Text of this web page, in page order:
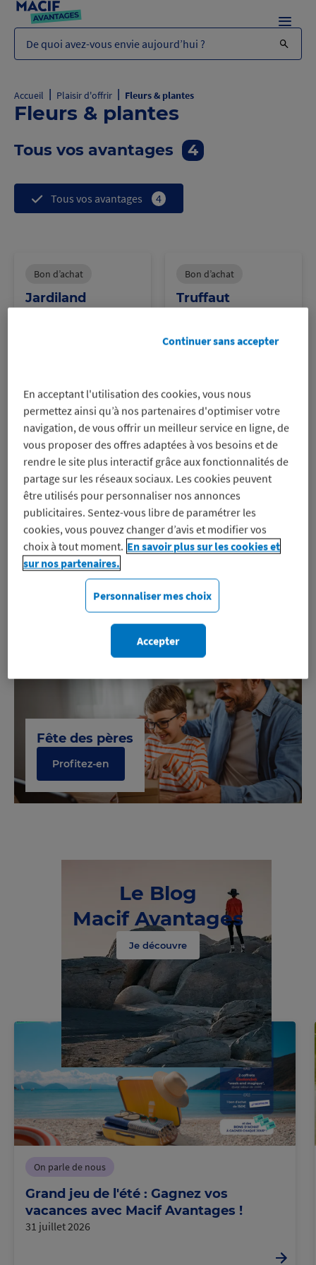
De quoi avez-vous envie aujourd’hui ?
Menu
Accueil | Plaisir d'offrir | Fleurs & plantes
Fleurs & plantes
Tous vos avantages 4
Tous vos avantages 4
Bon d’achat
Jardiland
Bon d’achat
Truffaut
Remise immédiate
Interflora
-15% sur les
bouquets, plantes et
cadeaux
Code promo
Bergamotte
-15% sur les fleurs et
les plantes
Fête des pères
Profitez-en
Le Blog
Macif Avantages
Je découvre
On parle de nous
Grand jeu de l'été : Gagnez vos
vacances avec Macif Avantages !
31 juillet 2026
C
h
a
r
g
e
m
e
n
t
e
n
c
o
u
rs
En acceptant l'utilisation des cookies, vous nous
permettez ainsi qu’à nos partenaires d'optimiser votre
navigation, de vous offrir un meilleur service en ligne, de
vous proposer des offres adaptées à vos besoins et de
rendre le site plus interactif grâce aux fonctionnalités de
partage sur les réseaux sociaux. Les cookies peuvent
être utilisés pour personnaliser nos annonces
publicitaires. Sentez-vous libre de paramétrer les
cookies, vous pouvez changer d’avis et modifier vos
choix à tout moment. En savoir plus sur les cookies et
sur nos partenaires.
Personnaliser mes choix
Continuer sans accepter
Accepter